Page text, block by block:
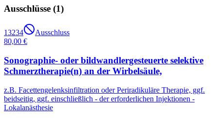
Ausschlüsse (1)
13234
Ausschluss
80,00 €
Sonographie- oder bildwandlergesteuerte selektive
Schmerztherapie(n) an der Wirbelsäule,
z.B. Facettengelenksinfiltration oder Periradikuläre Therapie, ggf.
beidseitig, ggf. einschließlich - der erforderlichen Injektionen -
Lokalanästhesie